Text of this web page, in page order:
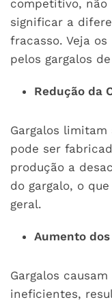
competitivo, não
significar a
fracasso. Veja
pelos gargalos
Redução da
Gargalos
pode ser
produção a
do gargalo, o
geral.
Aumento
Gargalos
ineficientes,